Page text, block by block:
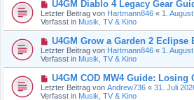
a
g
B
e
i
t
a
g
N
e
u
e
B
e
i
t
a
g
U4GM Diablo 4 Legacy Gear
Letzter Beitrag von Hartmann846 « 1.
Verfasst in Musik, TV & Kino
N
e
u
e
B
e
i
U4GM Grow a Garden 2 Eclipse
Letzter Beitrag von Hartmann846 « 1.
Verfasst in Musik, TV & Kino
N
e
u
U4GM COD MW4 Guide:
Letzter Beitrag von Andrew736 « 31. Juli
Verfasst in Musik, TV & Kino